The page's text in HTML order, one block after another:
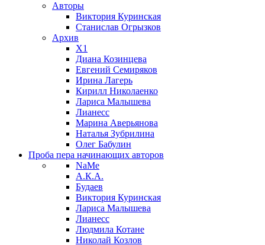
Авторы
Виктория Куринская
Станислав Огрызков
Архив
X1
Диана Козинцева
Евгений Семиряков
Ирина Лагерь
Кирилл Николаенко
Лариса Малышева
Лианесс
Марина Аверьянова
Наталья Зубрилина
Олег Бабулин
Проба пера начинающих авторов
NaMe
А.К.А.
Будаев
Виктория Куринская
Лариса Малышева
Лианесс
Людмила Котане
Николай Козлов